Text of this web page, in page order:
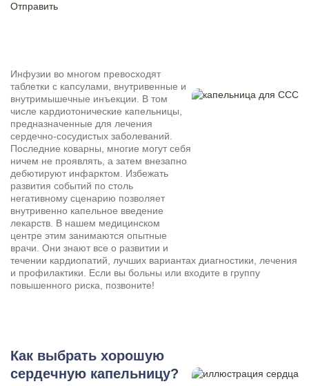
Отправить
Инфузии во многом превосходят
таблетки с капсулами, внутривенные и
внутримышечные инъекции. В том
числе кардиотонические капельницы,
предназначенные для лечения
сердечно-сосудистых заболеваний.
Последние коварны, многие могут себя
ничем не проявлять, а затем внезапно
дебютируют инфарктом. Избежать
развития событий по столь
негативному сценарию позволяет
внутривенно капельное введение
лекарств. В нашем медицинском
центре этим занимаются опытные
врачи. Они знают все о развитии и
течении кардиопатий, лучших вариантах диагностики, лечения
и профилактики. Если вы больны или входите в группу
повышенного риска, позвоните!
Как выбрать хорошую
сердечную капельницу?